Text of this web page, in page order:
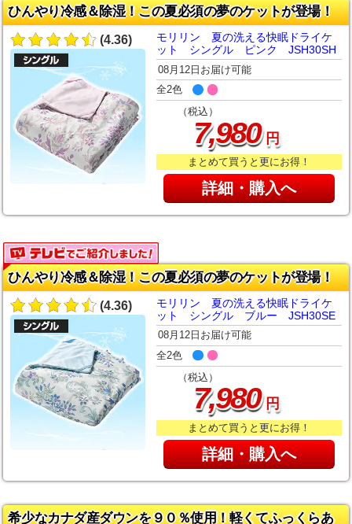
ひんやり冷感＆除湿！この夏必須の夢のケットが登場！
(4.36)
モリリン 夏の洗える快眠ドライケ
ット シングル ピンク JSH30SH
08月12日お届け可能
全2色
（税込）
7,980円
まとめて買うと更にお得！
詳細・購入へ
ひんやり冷感＆除湿！この夏必須の夢のケットが登場！
(4.36)
モリリン 夏の洗える快眠ドライケ
ット シングル ブルー JSH30SE
08月12日お届け可能
全2色
（税込）
7,980円
まとめて買うと更にお得！
詳細・購入へ
希少なカナダ産ダウンを９０％使用！軽くてふっくらあ